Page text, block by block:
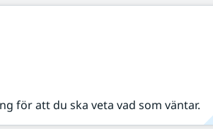
för att du ska veta vad som väntar.